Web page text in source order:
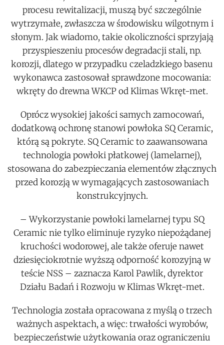
procesu rewitalizacji, muszą być szczególnie
wytrzymałe, zwłaszcza w środowisku wilgotnym i
słonym. Jak wiadomo, takie okoliczności sprzyjają
przyspieszeniu procesów degradacji stali, np.
korozji, dlatego w przypadku czeladzkiego basenu
wykonawca zastosował sprawdzone mocowania:
wkręty do drewna WKCP od Klimas Wkręt-met.
Oprócz wysokiej jakości samych zamocowań,
dodatkową ochronę stanowi powłoka SQ Ceramic,
którą są pokryte. SQ Ceramic to zaawansowana
technologia powłoki płatkowej (lamelarnej),
stosowana do zabezpieczania elementów złącznych
przed korozją w wymagających zastosowaniach
konstrukcyjnych.
– Wykorzystanie powłoki lamelarnej typu SQ
Ceramic nie tylko eliminuje ryzyko niepożądanej
kruchości wodorowej, ale także oferuje nawet
dziesięciokrotnie wyższą odporność korozyjną w
teście NSS – zaznacza Karol Pawlik, dyrektor
Działu Badań i Rozwoju w Klimas Wkręt-met.
Technologia została opracowana z myślą o trzech
ważnych aspektach, a więc: trwałości wyrobów,
bezpieczeństwie użytkowania oraz ograniczeniu